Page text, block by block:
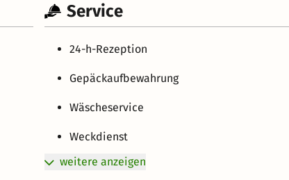
Service
24-h-Rezeption
Gepäckaufbewahrung
Wäscheservice
Weckdienst
weitere anzeigen